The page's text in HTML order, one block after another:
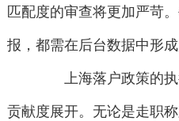
匹配度的审查将更加严苛
报，都需在后台数据中形成
上海落户政策的执
贡献度展开。无论是走职